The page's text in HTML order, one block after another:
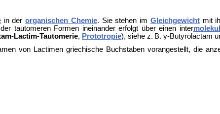
in derorganischen Chemie. Sie stehen im Gleichgewichtmit
tautomeren Formen ineinander erfolgt über einen inter
Lactim-Tautomerie, Prototropie), siehe z. B. γ-Butyrolactam
von Lactimengriechische Buchstaben vorangestellt, die